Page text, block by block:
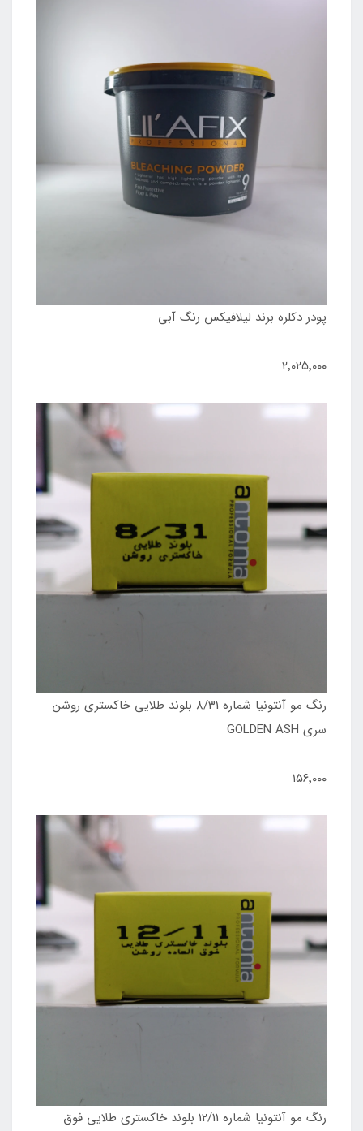
پودر دکلره برند لیلافیکس رنگ آبی
۲٬۰۲۵٬۰۰۰
رنگ مو آنتونیا شماره 8/31 بلوند طلایی خاکستری روشن
سری GOLDEN ASH
۱۵۶٬۰۰۰
رنگ مو آنتونیا شماره 12/11 بلوند خاکستری طلایی فوق